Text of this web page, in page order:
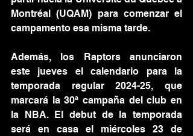
Montréal (UQAM) para comenzar el
campamento esa misma tarde.
Además, los Raptors anunciaron
este jueves el calendario para la
temporada regular 2024-25, que
marcará la 30ª campaña del club en
la NBA. El debut de la temporada
será en casa el miércoles 23 de